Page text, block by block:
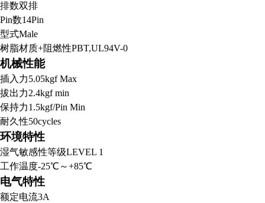
排数双排
Pin数14Pin
型式Male
树脂材质+阻燃性PBT,UL94V-0
机械性能
插入力5.05kgf Max
拔出力2.4kgf min
保持力1.5kgf/Pin Min
耐久性50cycles
环境特性
湿气敏感性等级LEVEL 1
工作温度-25℃～+85℃
电气特性
额定电流3A